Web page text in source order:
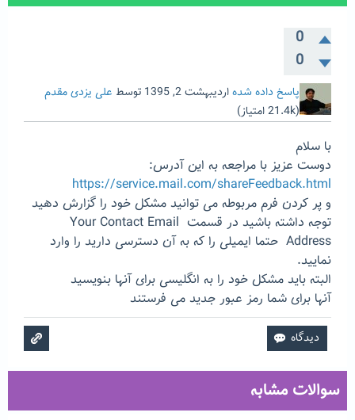
0
0
پاسخ داده شدهاردیبهشت 2, 1395 توسط علی یزدی مقدم
(
21.4kامتیاز)
با سلام
دوست عزیز با مراجعه به این آدرس:
https://service.mail.com/shareFeedback.html
و پر کردن فرم مربوطه می توانید مشکل خود را گزارش دهید
توجه داشته باشید در قسمت Your Contact Email
Address حتما ایمیلی را که به آن دسترسی دارید را وارد
نمایید.
البته باید مشکل خود را به انگلیسی برای آنها بنویسید
آنها برای شما رمز عبور جدید می فرستند
سوالات مشابه